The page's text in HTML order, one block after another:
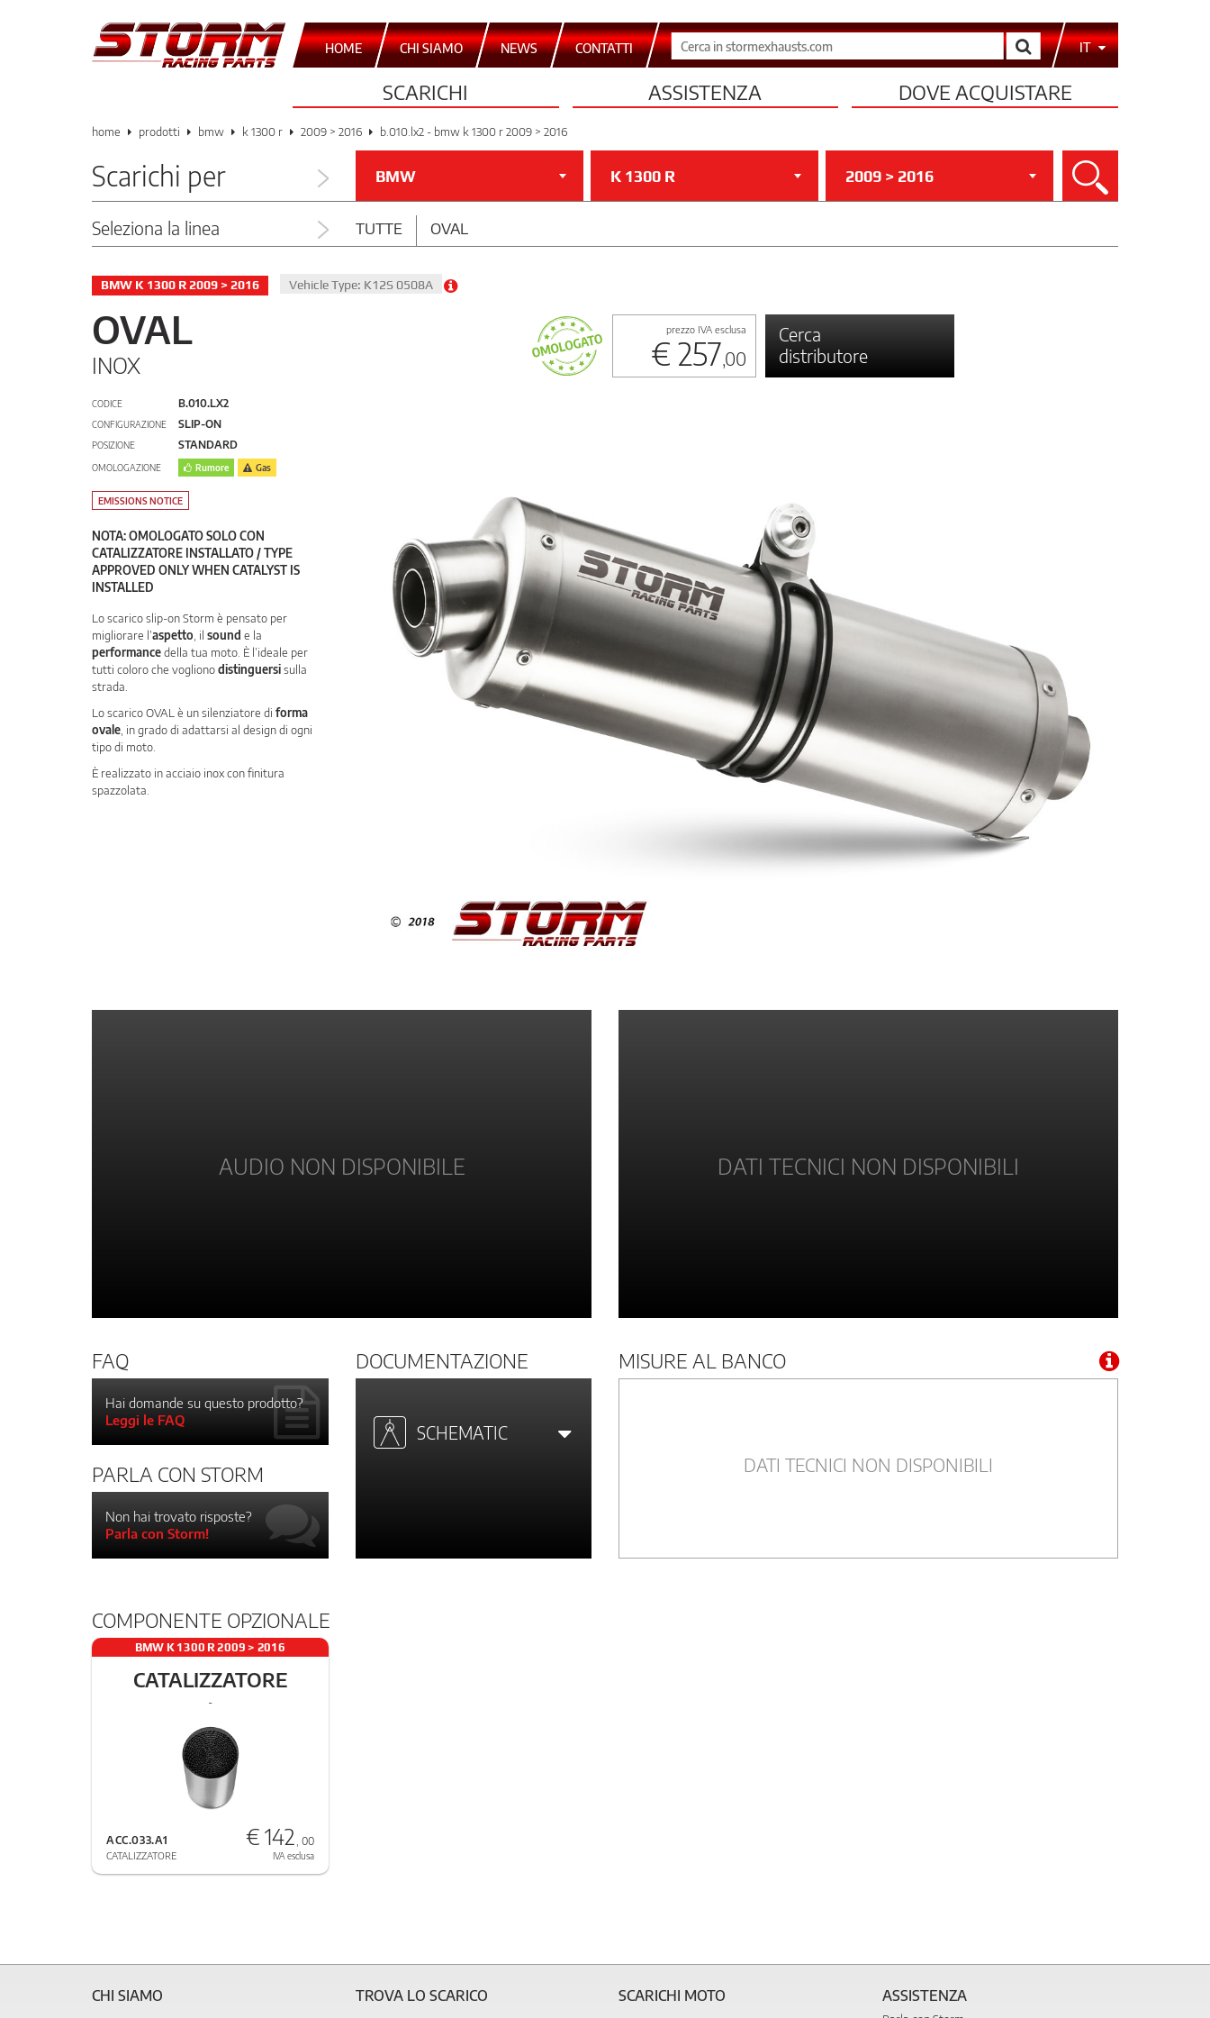
HOME CHI SIAMO NEWS CONTATTI Cerca IT
SCARICHI ASSISTENZA DOVE ACQUISTARE
home prodotti bmw k 1300 r 2009 > 2016 b.010.lx2 - bmw k 1300 r 2009 > 2016
Scarichi per BMW K 1300 R 2009 > 2016 Cerca
Seleziona la linea TUTTE OVAL
BMW K 1300 R 2009 > 2016 Vehicle Type: K12S 0508A
OVAL
INOX
prezzo IVA esclusa
€ 257,00
Cerca
distributore
CODICE B.010.LX2
CONFIGURAZIONE SLIP-ON
POSIZIONE STANDARD
OMOLOGAZIONE Rumore Gas
EMISSIONS NOTICE
NOTA: OMOLOGATO SOLO CON
CATALIZZATORE INSTALLATO / TYPE
APPROVED ONLY WHEN CATALYST IS
INSTALLED
Lo scarico slip-on Storm è pensato per
migliorare l’aspetto , il sound e la
performancedella tua moto. È l’ideale per
tutti coloro che voglionodistinguersisulla
strada.
Lo scarico OVAL è un silenziatore di forma
ovale , in grado di adattarsi al design di ogni
tipo di moto.
È realizzato in acciaio inox con finitura
spazzolata.
AUDIO NON DISPONIBILE DATI TECNICI NON DISPONIBILI
FAQ
Hai domande su questo prodotto?
Leggi le FAQ
PARLA CON STORM
Non hai trovato risposte?
Parla con Storm!
DOCUMENTAZIONE
SCHEMATIC
MISURE AL BANCO
DATI TECNICI NON DISPONIBILI
COMPONENTE OPZIONALE
BMW K 1300 R 2009 > 2016
CATALIZZATORE
-
ACC.033.A1
CATALIZZATORE
€ 142 , 00
IVA esclusa
CHI SIAMO TROVA LO SCARICO SCARICHI MOTO ASSISTENZA